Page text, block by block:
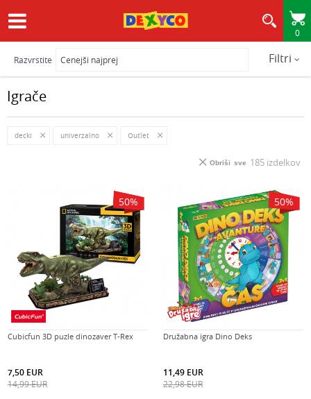
0
Igrače
Razvrstite Filtri
decki univerzalno Outlet
185 izdelkov
Obriši sve
50%
Cubicfun 3D puzle dinozaver T-Rex
7,50 EUR
14,99EUR
50%
Družabna igra Dino Deks
11,49 EUR
22,98EUR